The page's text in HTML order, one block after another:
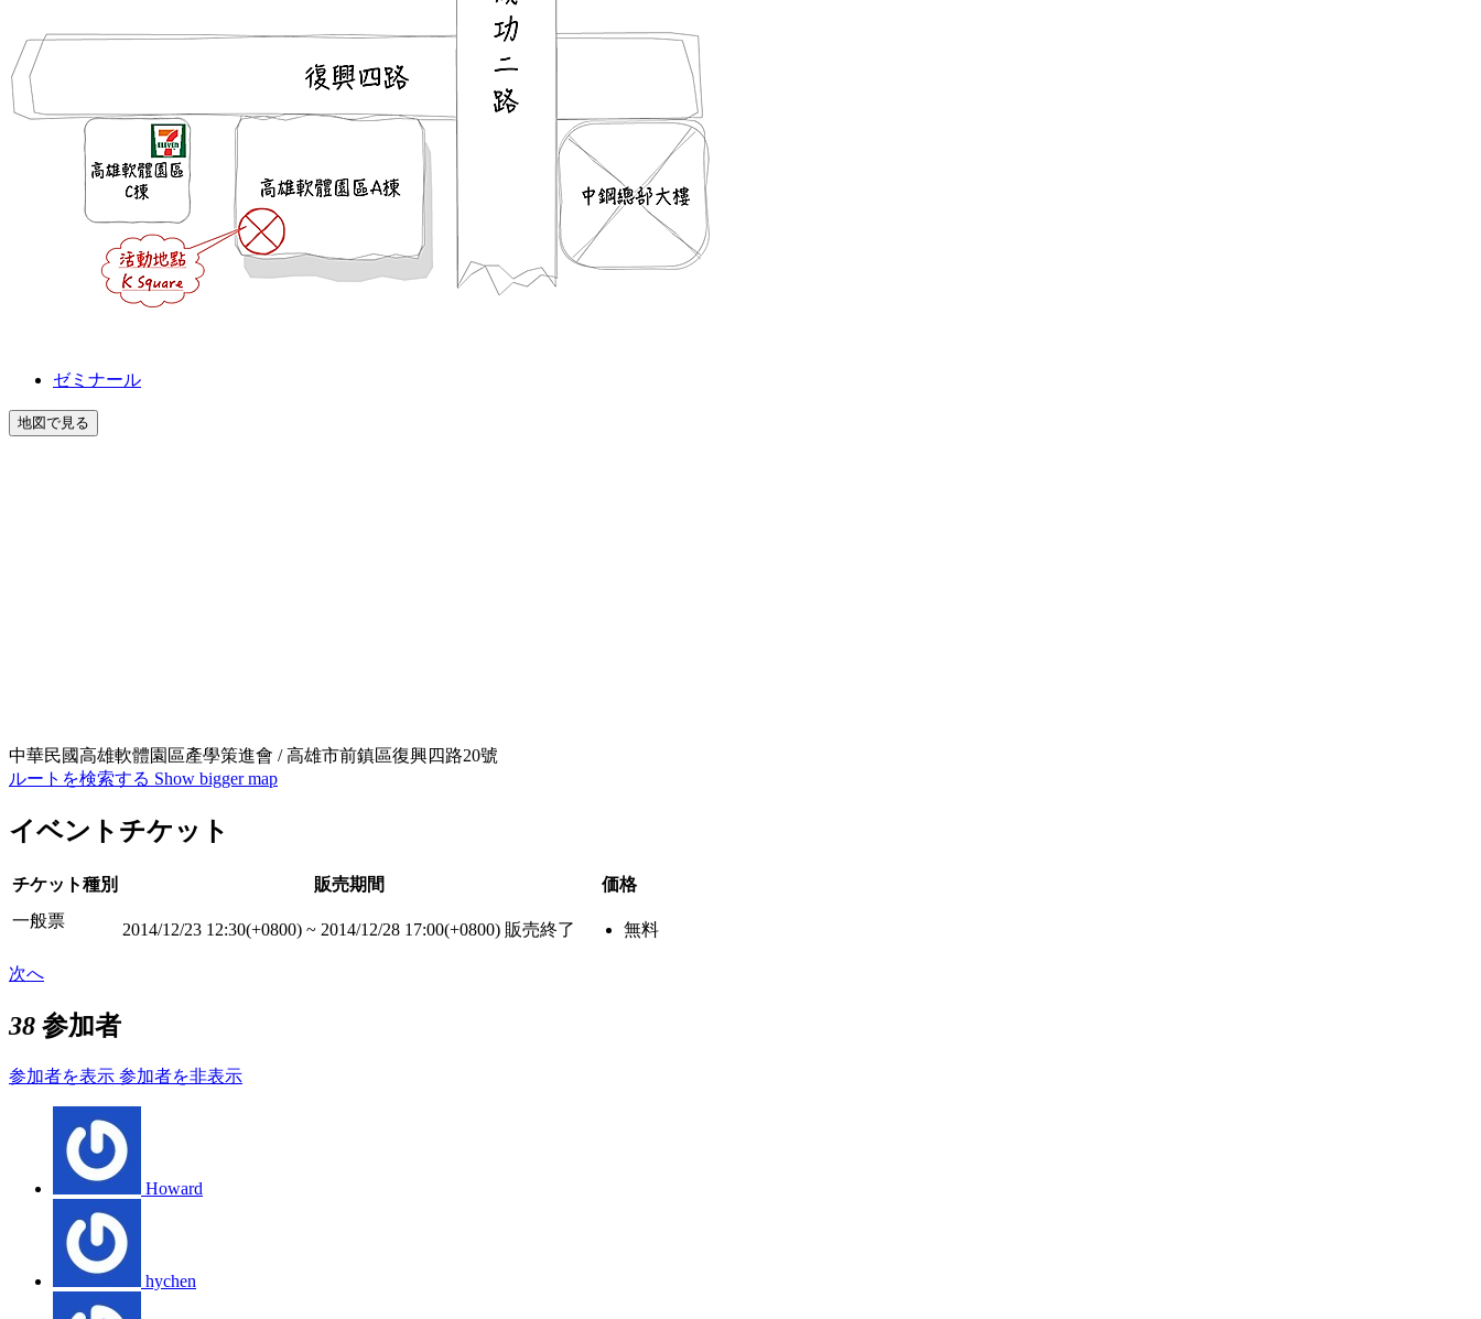
ゼミナール
地図で見る
中華民國高雄軟體園區產學策進會 / 高雄市前鎮區復興四路20號
ルートを検索する Show bigger map
イベントチケット
チケット種別 販売期間
価格
一般票
2014/12/23 12:30(+0800) ~ 2014/12/28 17:00(+0800) 販売終了 無料
次へ
38 参加者
参加者を表示 参加者を非表示
Howard
hychen